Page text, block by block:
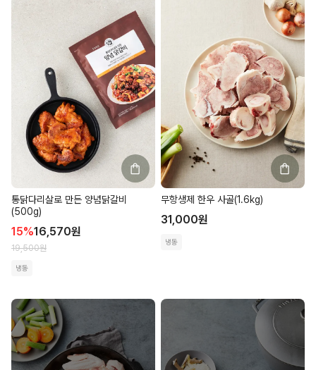
통닭다리살로 만든 양념닭갈비
(500g)
15%16,570원
19,500원
냉동
무항생제 한우 사골(1.6kg)
31,000원
냉동